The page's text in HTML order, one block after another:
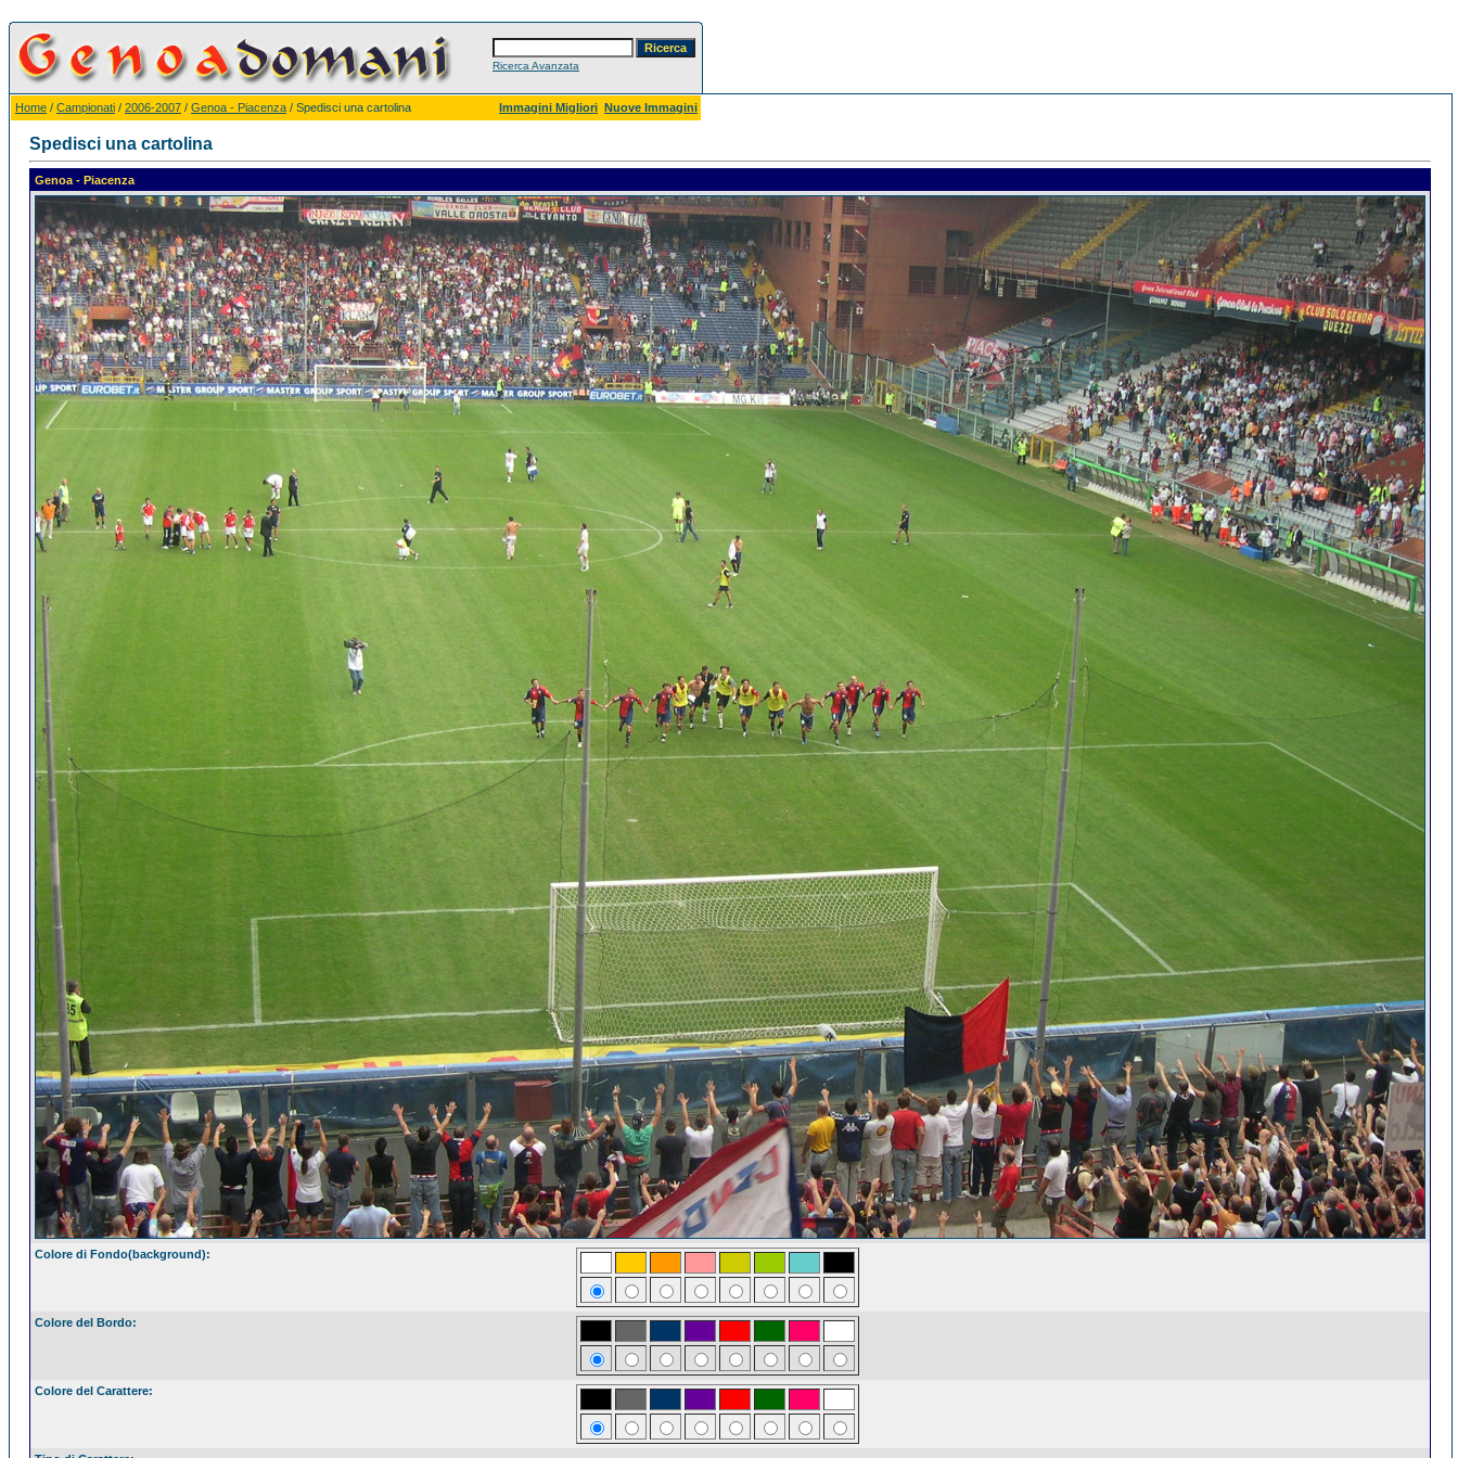
Ricerca Avanzata
Home / Campionati / 2006-2007 / Genoa - Piacenza / Spedisci una cartolina Immagini Migliori Nuove Immagini
Spedisci una cartolina
Genoa - Piacenza
Colore di Fondo(background):
Colore del Bordo:
Colore del Carattere: